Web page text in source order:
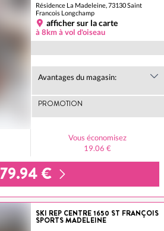
Résidence La Madeleine, 73130 Saint
Francois Longchamp
afficher sur la carte
à 8km à vol d'oiseau
Avantages du magasin:
PROMOTION
Vous économisez
19.06 €
79.94 €
SKI REP CENTRE 1650 ST FRANÇOIS
SPORTS MADELEINE